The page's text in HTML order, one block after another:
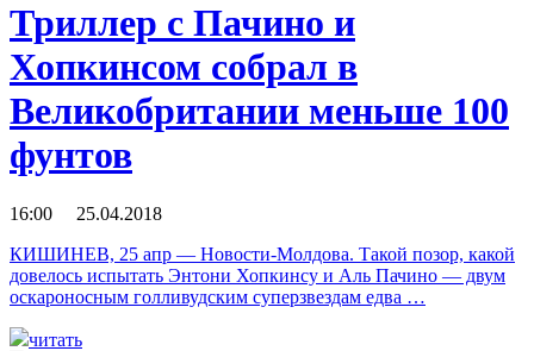
Триллер с Пачино и
Хопкинсом собрал в
Великобритании меньше 100
фунтов
16:00 25.04.2018
КИШИНЕВ, 25 апр — Новости-Молдова. Такой позор, какой
довелось испытать Энтони Хопкинсу и Аль Пачино — двум
оскароносным голливудским суперзвездам едва …
читать